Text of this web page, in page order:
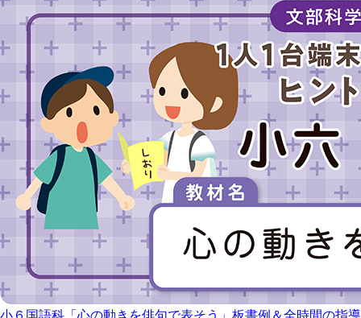
小６国語科「心の動きを俳句で表そう」板書例＆全時間の指導